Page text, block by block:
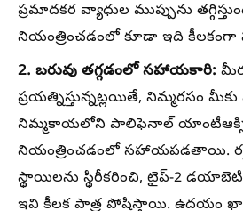
ప్రమాదకర వ్యాధుల ముప్పును
నియంత్రించడంలో కూడా ఇది కీలకంగా
2. బరువు తగ్గడంలో సహాయకారి:
ప్రయత్నిస్తున్నట్లయితే, నిమ్మరసం
నిమ్మకాయలోని పాలిఫెనాల్
నియంత్రించడంలో సహాయపడతాయి.
స్థాయిలను స్థిరీకరించి, టైప్-2
ఇవి కీలక పాత్ర పోషిస్తాయి. ఉదయం